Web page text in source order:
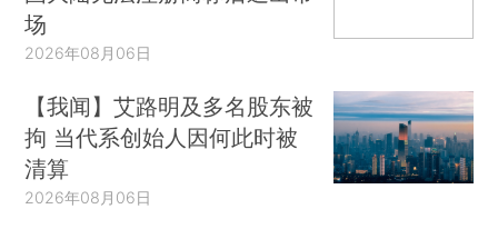
场
2026年08月06日
【我闻】艾路明及多名股东被
拘 当代系创始人因何此时被
清算
2026年08月06日